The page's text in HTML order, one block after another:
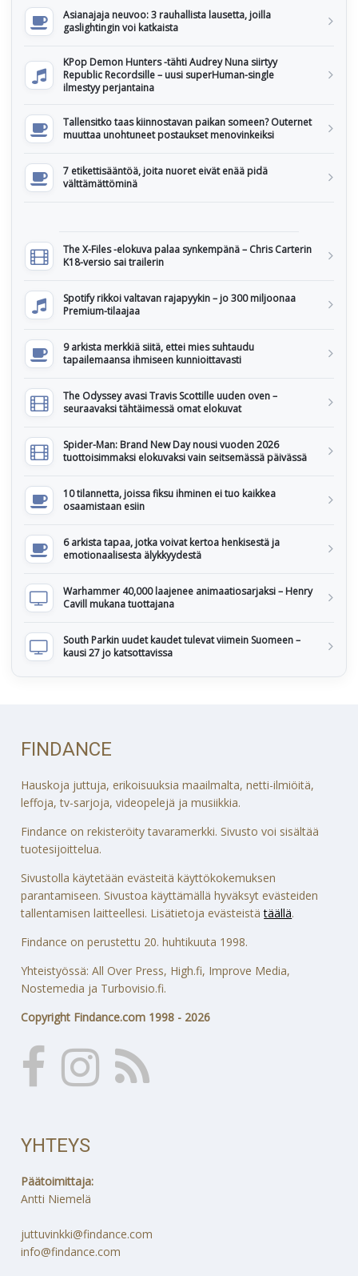
Asianajaja neuvoo: 3 rauhallista lausetta, joilla
gaslightingin voi katkaista
KPop Demon Hunters -tähti Audrey Nuna siirtyy
Republic Recordsille – uusi superHuman-single
ilmestyy perjantaina
Tallensitko taas kiinnostavan paikan someen? Outernet
muuttaa unohtuneet postaukset menovinkeiksi
7 etikettisääntöä, joita nuoret eivät enää pidä
välttämättöminä
The X-Files -elokuva palaa synkempänä – Chris Carterin
K18-versio sai trailerin
Spotify rikkoi valtavan rajapyykin – jo 300 miljoonaa
Premium-tilaajaa
9 arkista merkkiä siitä, ettei mies suhtaudu
tapailemaansa ihmiseen kunnioittavasti
The Odyssey avasi Travis Scottille uuden oven –
seuraavaksi tähtäimessä omat elokuvat
Spider-Man: Brand New Day nousi vuoden 2026
tuottoisimmaksi elokuvaksi vain seitsemässä päivässä
10 tilannetta, joissa fiksu ihminen ei tuo kaikkea
osaamistaan esiin
6 arkista tapaa, jotka voivat kertoa henkisestä ja
emotionaalisesta älykkyydestä
Warhammer 40,000 laajenee animaatiosarjaksi – Henry
Cavill mukana tuottajana
South Parkin uudet kaudet tulevat viimein Suomeen –
kausi 27 jo katsottavissa
FINDANCE
Hauskoja juttuja, erikoisuuksia maailmalta, netti-ilmiöitä,
leffoja, tv-sarjoja, videopelejä ja musiikkia.
Findance on rekisteröity tavaramerkki. Sivusto voi sisältää
tuotesijoittelua.
Sivustolla käytetään evästeitä käyttökokemuksen
parantamiseen. Sivustoa käyttämällä hyväksyt evästeiden
tallentamisen laitteellesi. Lisätietoja evästeistätäällä.
Findance on perustettu 20. huhtikuuta 1998.
Yhteistyössä: All Over Press, High.fi, Improve Media,
Nostemedia ja Turbovisio.fi.
Copyright Findance.com 1998 - 2026
YHTEYS
Päätoimittaja:
Antti Niemelä
juttuvinkki@findance.com
info@findance.com